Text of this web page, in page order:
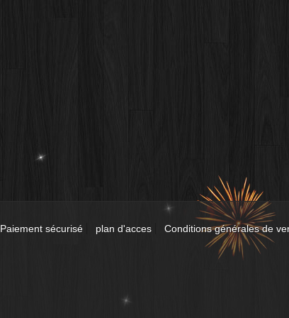
Paiement sécurisé plan d'acces Conditions générales de